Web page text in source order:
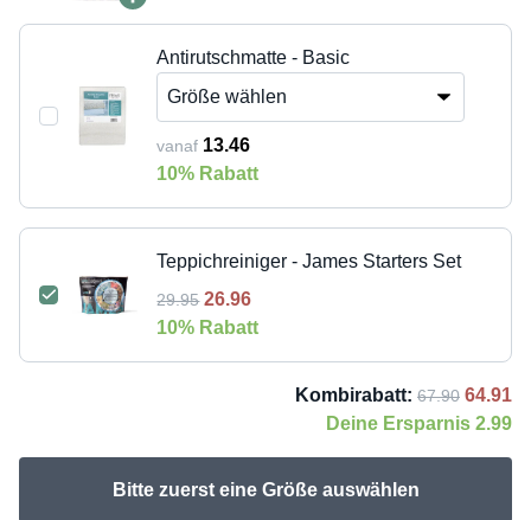
Antirutschmatte - Basic
vanaf 13.46
10% Rabatt
Teppichreiniger - James Starters Set
29.95 26.96
10% Rabatt
Kombirabatt: 67.90 64.91
Deine Ersparnis 2.99
Bitte zuerst eine Größe auswählen